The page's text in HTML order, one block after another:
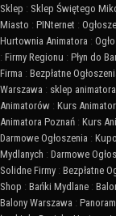
Sklep : Sklep Świętego
Miasto : PINternet :
Hurtownia Animatora :
: Firmy Regionu : Płyn do
Firma : Bezpłatne
Warszawa : sklep animatora
Animatorów : Kurs
Animatora Poznań : Kurs
Darmowe Ogłoszenia :
Mydlanych : Darmowe
Solidne Firmy : Bezpłatne
Shop : Bańki Mydlane :
Balony Warszawa :